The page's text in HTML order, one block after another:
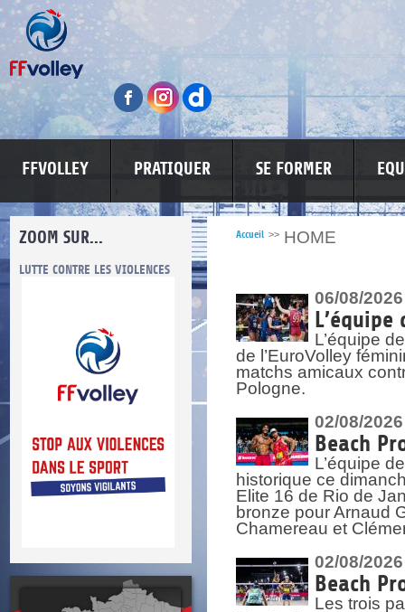
FFVOLLEY PRATIQUER SE FORMER
ZOOM SUR...
LUTTE CONTRE LES VIOLENCES MA PETITE SPONSO
>
Accueil >> HOME
06/08/2026
L’équipe
L’équipe
de l’EuroVolley
matchs amicaux
Pologne.
02/08/2026
Beach
L’équipe
historique ce
Elite 16 de Rio de
bronze pour Arnaud
Chamereau et
02/08/2026
Beach
Les trois